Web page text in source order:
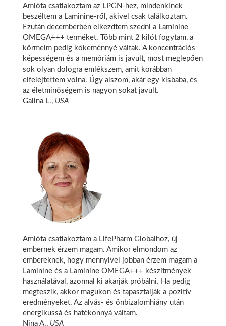
Amióta csatlakoztam az LPGN-hez, mindenkinek
beszéltem a Laminine-ről, akivel csak találkoztam.
Ezután decemberben elkezdtem szedni a Laminine
OMEGA+++ terméket. Több mint 2 kilót fogytam, a
körmeim pedig kőkeménnyé váltak. A koncentrációs
képességem és a memóriám is javult, most meglepően
sok olyan dologra emlékszem, amit korábban
elfelejtettem volna. Úgy alszom, akár egy kisbaba, és
az életminőségem is nagyon sokat javult.
Galina L., USA
Amióta csatlakoztam a LifePharm Globalhoz, új
embernek érzem magam. Amikor elmondom az
embereknek, hogy mennyivel jobban érzem magam a
Laminine és a Laminine OMEGA+++ készítmények
használatával, azonnal ki akarják próbálni. Ha pedig
megteszik, akkor magukon és tapasztalják a pozitív
eredményeket. Az alvás- és önbizalomhiány után
energikussá és hatékonnyá váltam.
Nina A., USA